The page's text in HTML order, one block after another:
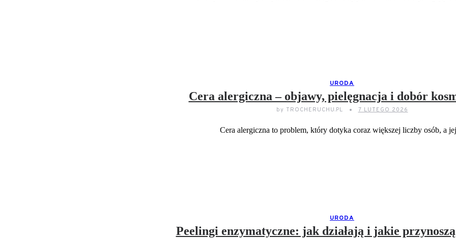
URODA
Cera alergiczna – objawy, pielęgnacja i dobór
by TROCHERUCHU.PL 7 LUTEGO 2026
Cera alergiczna to problem, który dotyka coraz większej liczby osób, a
URODA
Peelingi enzymatyczne: jak działają i jakie